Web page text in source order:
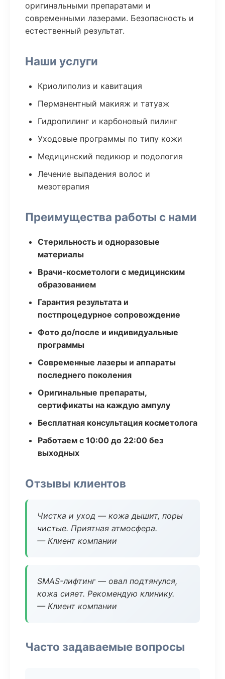
оригинальными препаратами и
современными лазерами. Безопасность и
естественный результат.
Наши услуги
Криолиполиз и кавитация
Перманентный макияж и татуаж
Гидропилинг и карбоновый пилинг
Уходовые программы по типу кожи
Медицинский педикюр и подология
Лечение выпадения волос и
мезотерапия
Преимущества работы с нами
Стерильность и одноразовые
материалы
Врачи-косметологи с медицинским
образованием
Гарантия результата и
постпроцедурное сопровождение
Фото до/после и индивидуальные
программы
Современные лазеры и аппараты
последнего поколения
Оригинальные препараты,
сертификаты на каждую ампулу
Бесплатная консультация косметолога
Работаем с 10:00 до 22:00 без
выходных
Отзывы клиентов
Чистка и уход — кожа дышит, поры
чистые. Приятная атмосфера.
— Клиент компании
SMAS-лифтинг — овал подтянулся,
кожа сияет. Рекомендую клинику.
— Клиент компании
Часто задаваемые вопросы